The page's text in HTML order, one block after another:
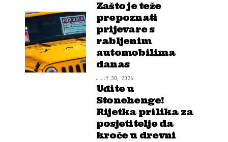
Zašto je teže
prepoznati
prijevare s
rabljenim
automobilima
danas
JULY 30, 2026
Uđite u
Stonehenge!
Rijetka prilika za
posjetitelje da
kroče u drevni